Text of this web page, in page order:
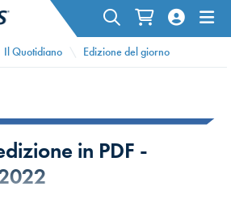
Il Quotidiano Edizione del giorno
in PDF -